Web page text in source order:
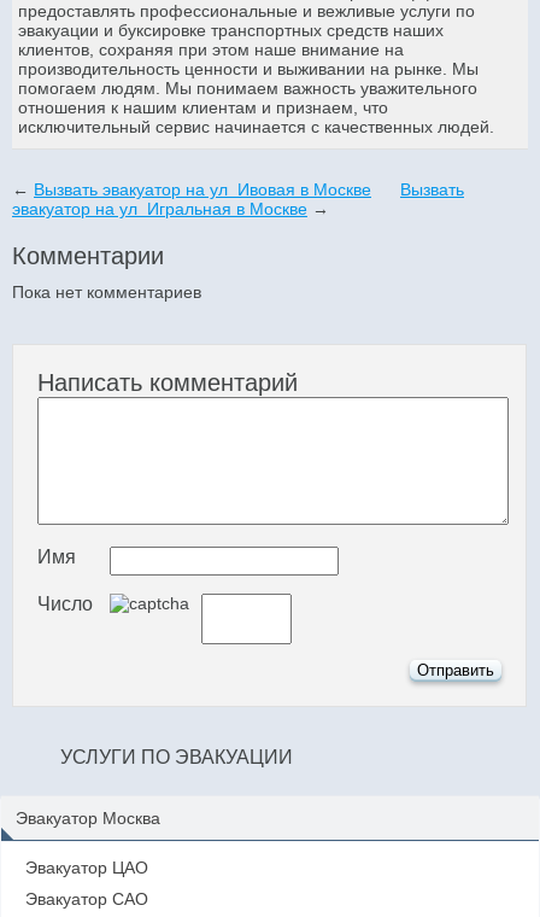
предоставлять профессиональные и вежливые услуги по
эвакуации и буксировке транспортных средств наших
клиентов, сохраняя при этом наше внимание на
производительность ценности и выживании на рынке. Мы
помогаем людям. Мы понимаем важность уважительного
отношения к нашим клиентам и признаем, что
исключительный сервис начинается с качественных людей.
← Вызвать эвакуатор на ул Ивовая в Москве
Вызвать
эвакуатор на ул Игральная в Москве →
Комментарии
Пока нет комментариев
Написать комментарий
Имя
Число
УСЛУГИ ПО ЭВАКУАЦИИ
Эвакуатор Москва
Эвакуатор ЦАО
Эвакуатор САО